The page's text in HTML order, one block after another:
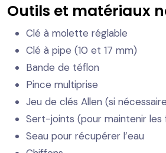
Outils et matériaux
Clé à molette réglable
Clé à pipe (10 et 17 mm)
Bande de téflon
Pince multiprise
Jeu de clés Allen (si
Sert-joints (pour maintenir les
Seau pour récupérer l’eau